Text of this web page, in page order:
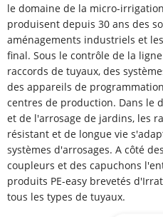
le domaine de la micro-
produisent depuis 30 ans des
aménagements industriels et
final. Sous le contrôle de la
raccords de tuyaux, des
des appareils de
centres de production. Dans le
et de l'arrosage de jardins, les
résistant et de longue vie
systèmes d'arrosages. A côté
coupleurs et des capuchons
produits PE-easy brevetés
tous les types de tuyaux.